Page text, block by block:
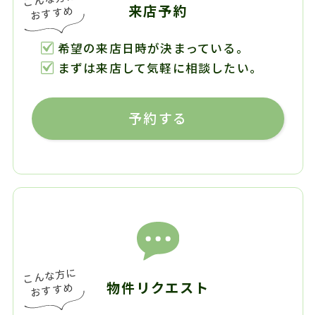
来店予約
希望の来店日時が決まっている。
まずは来店して気軽に相談したい。
予約する
物件リクエスト